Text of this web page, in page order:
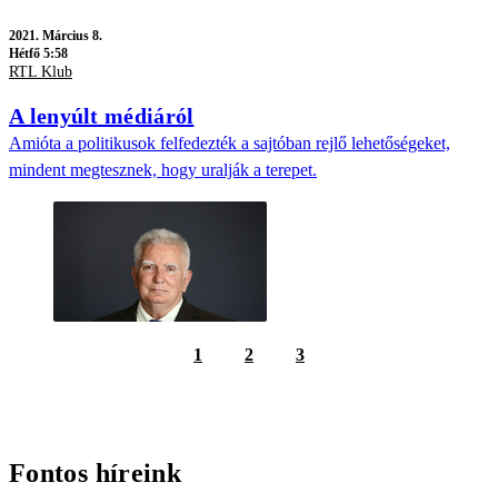
2021. Március 8.
Hétfő 5:58
RTL Klub
A lenyúlt médiáról
Amióta a politikusok felfedezték a sajtóban rejlő lehetőségeket,
mindent megtesznek, hogy uralják a terepet.
1 2 3
Fontos híreink